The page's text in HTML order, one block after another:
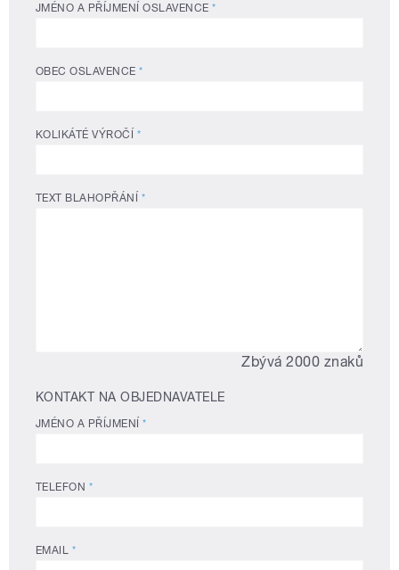
JMÉNO A PŘÍJMENÍ OSLAVENCE *
OBEC OSLAVENCE*
KOLIKÁTÉ VÝROČÍ *
TEXT BLAHOPŘÁNÍ *
Zbývá 2000 znaků
KONTAKT NA OBJEDNAVATELE
JMÉNO A PŘÍJMENÍ*
TELEFON *
EMAIL *